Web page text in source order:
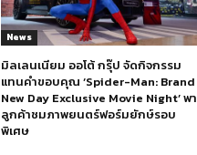
News
มิลเลนเนียม ออโต้ กรุ๊ป จัดกิจกรรม
แทนคำขอบคุณ ‘Spider-Man: Brand
New Day Exclusive Movie Night’ พา
ลูกค้าชมภาพยนตร์ฟอร์มยักษ์รอบ
พิเศษ